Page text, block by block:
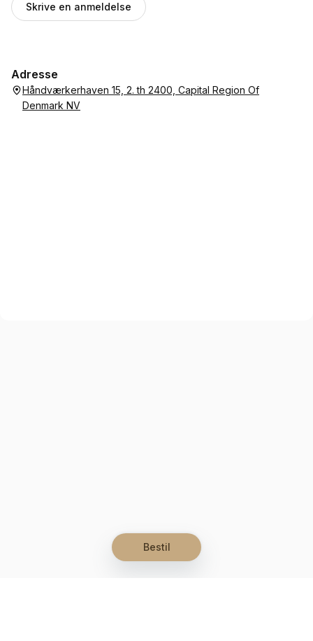
Bestil
Skrive en anmeldelse
Adresse
Håndværkerhaven 15, 2. th 2400, Capital Region Of
Denmark NV